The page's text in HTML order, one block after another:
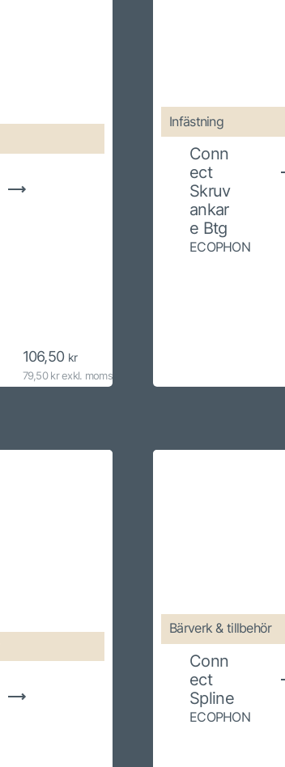
106,50 kr
79,50 kr exkl. moms
Infästning
Conn
ect
Skruv
ankar
e Btg
ECOPHON
Bärverk & tillbehör
Conn
ect
Spline
ECOPHON